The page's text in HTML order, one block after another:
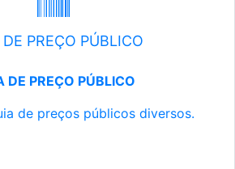
PREÇO PÚBLICO
DE PREÇO PÚBLICO
de preços públicos diversos.